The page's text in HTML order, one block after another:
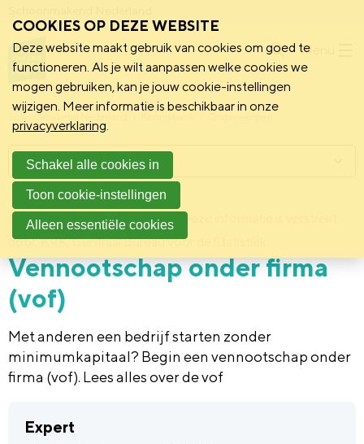
Menu
Schoonmakend Nederland
Achtergrond 9 december 2013
Deze informatie is verstrekt
door: KVK, Centraal Bureau voor de Statistiek
Vennootschap onder firma
(vof)
Met anderen een bedrijf starten zonder
minimumkapitaal? Begin een vennootschap onder
firma (vof). Lees alles over de vof
Expert
Menu
COOKIES OP DEZE WEBSITE
Deze website maakt gebruik van cookies om goed te
functioneren. Als je wilt aanpassen welke cookies we
mogen gebruiken, kan je jouw cookie-instellingen
wijzigen. Meer informatie is beschikbaar in onze
privacyverklaring.
Schakel alle cookies in
Toon cookie-instellingen
Alleen essentiële cookies